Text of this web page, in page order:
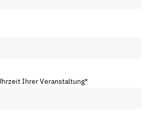
Ihrer Veranstaltung*